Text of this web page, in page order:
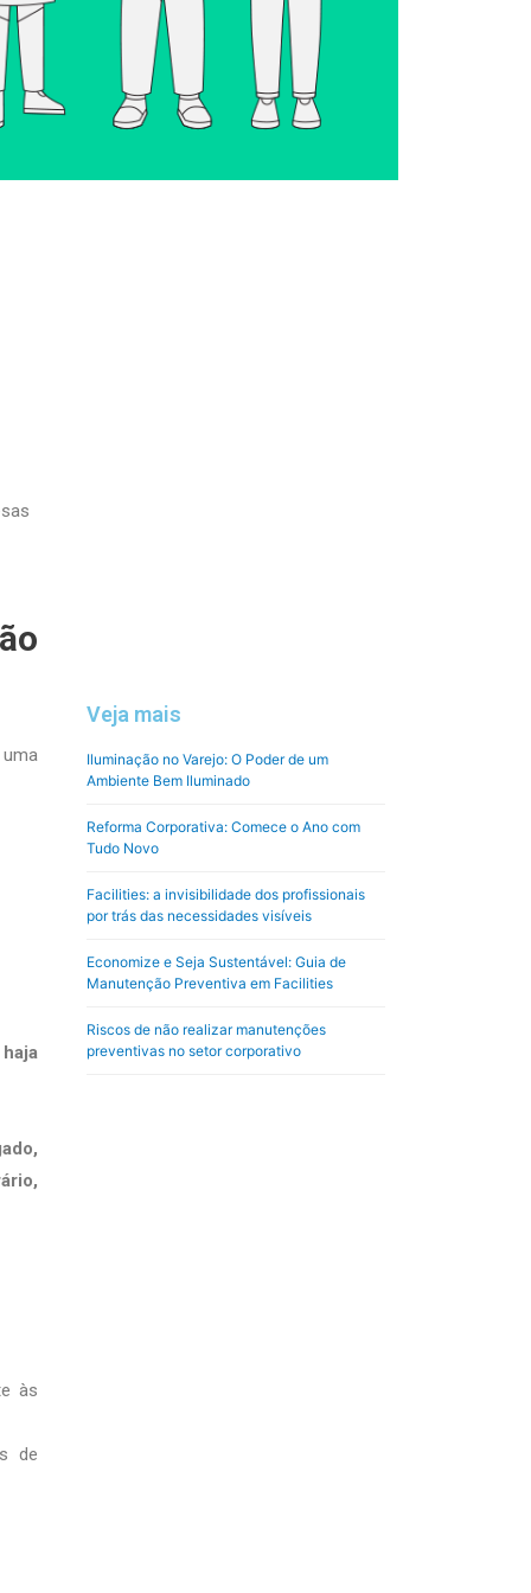
às
de
Veja mais
Iluminação no Varejo: O Poder de um
Ambiente Bem Iluminado
Reforma Corporativa: Comece o Ano com
Tudo Novo
Facilities: a invisibilidade dos profissionais
por trás das necessidades visíveis
Economize e Seja Sustentável: Guia de
Manutenção Preventiva em Facilities
Riscos de não realizar manutenções
preventivas no setor corporativo